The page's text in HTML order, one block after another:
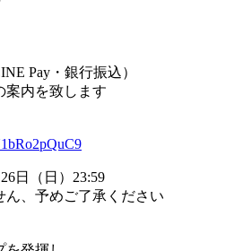
Pay・銀行振込）
内を致します
日（日）23:59
、予めご了承ください